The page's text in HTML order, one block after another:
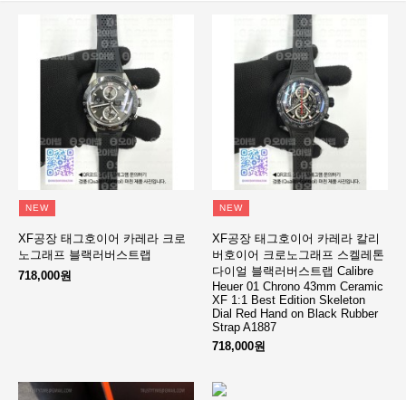
NEW
XF공장 태그호이어 카레라 크로
노그래프 블랙러버스트랩
718,000원
NEW
XF공장 태그호이어 카레라 칼리
버호이어 크로노그래프 스켈레톤
다이얼 블랙러버스트랩 Calibre
Heuer 01 Chrono 43mm Ceramic
XF 1:1 Best Edition Skeleton
Dial Red Hand on Black Rubber
Strap A1887
718,000원